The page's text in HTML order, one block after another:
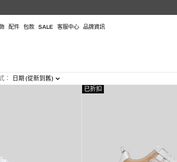
配件 包款 SALE 客服中心 品牌資訊
： 日期 (從新到舊)
已折扣